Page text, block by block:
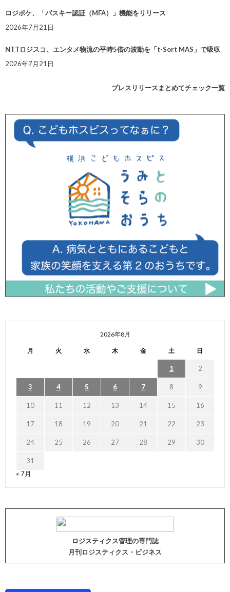
ロジポケ、「パスキー認証（MFA）」機能をリリース
2026年7月21日
NTTロジスコ、エンタメ物流の平時5倍の波動を「t-Sort MAS」で吸収
2026年7月21日
プレスリリースまとめてチェック一覧
2026年8月
月 火 水 木 金 土 日
1 2
3 4 5 6 7 8 9
10 11 12 13 14 15 16
17 18 19 20 21 22 23
24 25 26 27 28 29 30
31
« 7月
ロジスティクス管理の専門誌
月刊ロジスティクス・ビジネス